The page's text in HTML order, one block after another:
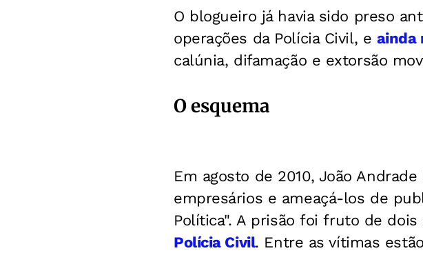
O blogueiro já havia sido preso
operações da Polícia Civil, e ainda
calúnia, difamação e extorsão
O esquema
Em agosto de 2010, João
empresários e ameaçá-los de
Política". A prisão foi fruto de dois
Polícia Civil. Entre as vítimas